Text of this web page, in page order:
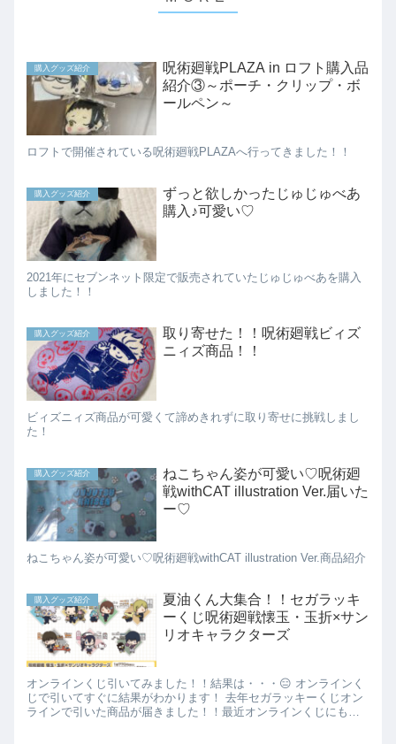
購入グッズ紹介
呪術廻戦PLAZA in ロフト購入品
紹介③～ポーチ・クリップ・ボ
ールペン～
ロフトで開催されている呪術廻戦PLAZAへ行ってきました！！
購入グッズ紹介
ずっと欲しかったじゅじゅべあ
購入♪可愛い♡
2021年にセブンネット限定で販売されていたじゅじゅべあを購入
しました！！
購入グッズ紹介
取り寄せた！！呪術廻戦ビィズ
ニィズ商品！！
ビィズニィズ商品が可愛くて諦めきれずに取り寄せに挑戦しまし
た！
購入グッズ紹介
ねこちゃん姿が可愛い♡呪術廻
戦withCAT illustration Ver.届いた
ー♡
ねこちゃん姿が可愛い♡呪術廻戦withCAT illustration Ver.商品紹介
購入グッズ紹介
夏油くん大集合！！セガラッキ
ーくじ呪術廻戦懐玉・玉折×サン
リオキャラクターズ
オンラインくじ引いてみました！！結果は・・・😑 オンラインく
じで引いてすぐに結果がわかります！ 去年セガラッキーくじオン
ラインで引いた商品が届きました！！最近オンラインくじにも慣